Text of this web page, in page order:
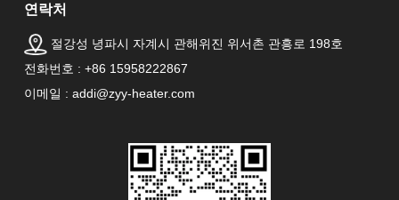
연락처
절강성 녕파시 자계시 관해위진 위서촌 관흥로 198호
전화번호 : +86 15958222867
이메일 : addi@zyy-heater.com